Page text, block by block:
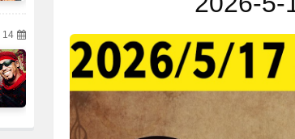
14 ديسمبر 2017